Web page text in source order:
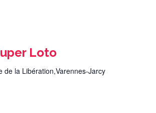
Loto
de la Libération,Varennes-Jarcy